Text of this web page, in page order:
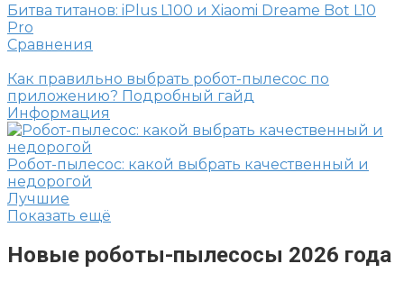
Битва титанов: iPlus L100 и Xiaomi Dreame Bot L10
Pro
Сравнения
Как правильно выбрать робот-пылесос по
приложению? Подробный гайд
Информация
Робот-пылесос: какой выбрать качественный и
недорогой
Лучшие
Показать ещё
Новые роботы-пылесосы 2026 года